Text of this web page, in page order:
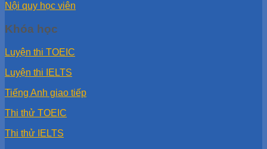
Nội quy học viên
Khóa học
Luyện thi TOEIC
Luyện thi IELTS
Tiếng Anh giao tiếp
Thi thử TOEIC
Thi thử IELTS